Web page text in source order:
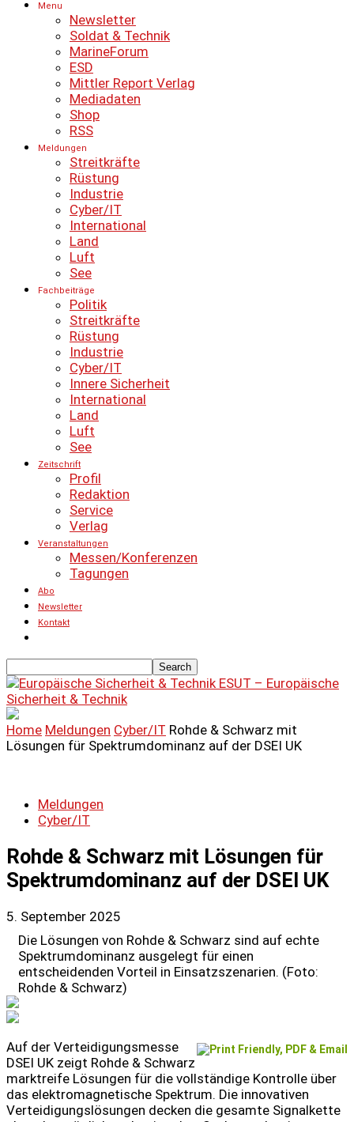
Menu
Newsletter
Soldat & Technik
MarineForum
ESD
Mittler Report Verlag
Mediadaten
Shop
RSS
Meldungen
Streitkräfte
Rüstung
Industrie
Cyber/IT
International
Land
Luft
See
Fachbeiträge
Politik
Streitkräfte
Rüstung
Industrie
Cyber/IT
Innere Sicherheit
International
Land
Luft
See
Zeitschrift
Profil
Redaktion
Service
Verlag
Veranstaltungen
Messen/Konferenzen
Tagungen
Abo
Newsletter
Kontakt
ESUT – Europäische
Sicherheit & Technik
Home Meldungen Cyber/IT Rohde & Schwarz mit
Lösungen für Spektrumdominanz auf der DSEI UK
Meldungen
Cyber/IT
Rohde & Schwarz mit Lösungen für
Spektrumdominanz auf der DSEI UK
5. September 2025
Die Lösungen von Rohde & Schwarz sind auf echte
Spektrumdominanz ausgelegt für einen
entscheidenden Vorteil in Einsatzszenarien. (Foto:
Rohde & Schwarz)
Auf der Verteidigungsmesse
DSEI UK zeigt Rohde & Schwarz
marktreife Lösungen für die vollständige Kontrolle über
das elektromagnetische Spektrum. Die innovativen
Verteidigungslösungen decken die gesamte Signalkette